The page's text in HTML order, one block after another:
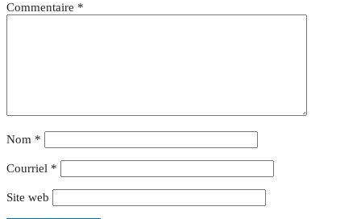
Commentaire *
Nom *
Courriel *
Site web